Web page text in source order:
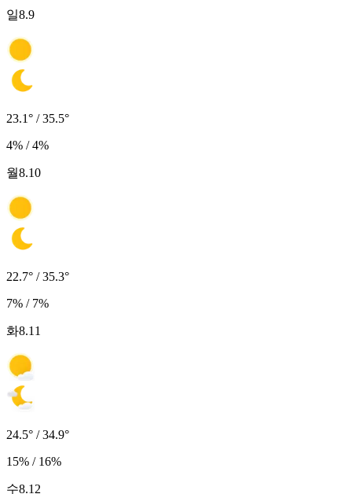
일8.9
23.1° / 35.5°
4% / 4%
월8.10
22.7° / 35.3°
7% / 7%
화8.11
24.5° / 34.9°
15% / 16%
수8.12